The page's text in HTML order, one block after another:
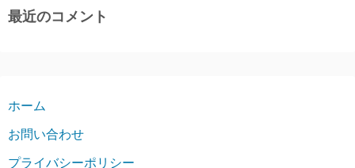
最近のコメント
ホーム
お問い合わせ
プライバシーポリシー